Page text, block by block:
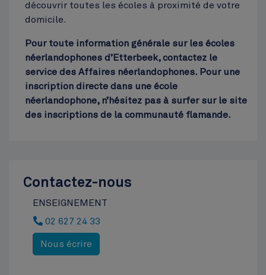
découvrir toutes les écoles à proximité de votre
domicile.
Pour toute information générale sur les écoles
néerlandophones d’Etterbeek, contactez le
service des Affaires néerlandophones. Pour une
inscription directe dans une école
néerlandophone, n’hésitez pas à surfer sur le site
des inscriptions de la communauté flamande.
Contactez-nous
ENSEIGNEMENT
02 627 24 33
Nous écrire